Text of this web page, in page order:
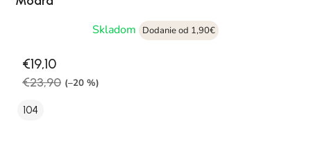
Skladom
Dodanie od 1,90€
€19,10
€23,90 (–20 %)
104